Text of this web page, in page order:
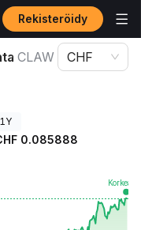
Rekisteröidy
CLAW
CLAW CHF
1Y
0.085888